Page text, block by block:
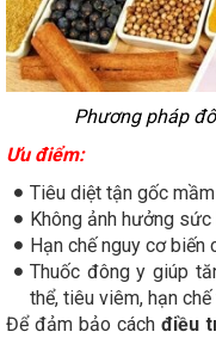
Phương pháp
Ưu điểm:
Tiêu diệt tận gốc
Không ảnh hưởng
Hạn chế nguy cơ biến
Thuốc đông y giúp
thể, tiêu viêm, hạn
Để đảm bảo cách điều